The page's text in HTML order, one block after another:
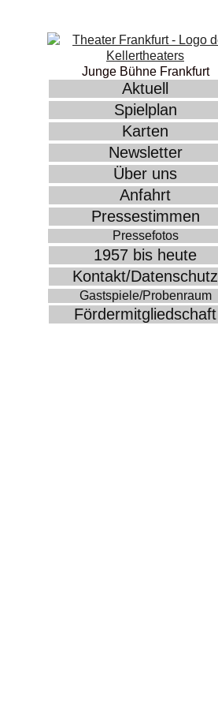
Junge Bühne Frankfurt
Aktuell
Spielplan
Karten
Newsletter
Über uns
Anfahrt
Pressestimmen
Pressefotos
1957 bis heute
Kontakt/Datenschutz
Gastspiele/Probenraum
Fördermitgliedschaft